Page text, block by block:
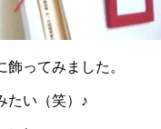
ってみました。
たい（笑）♪